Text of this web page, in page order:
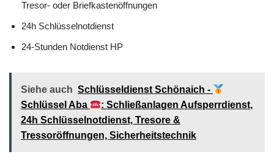
Tresor- oder Briefkastenöffnungen
24h Schlüsselnotdienst
24-Stunden Notdienst HP
Siehe auch Schlüsseldienst Schönaich -
Schlüssel Aba
: Schließanlagen Aufsperrdienst,
24h Schlüsselnotdienst, Tresore &
Tressoröffnungen, Sicherheitstechnik